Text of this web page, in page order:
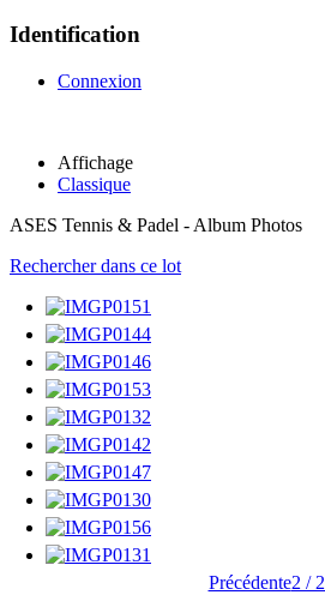
Identification
Connexion
Affichage
Classique
ASES Tennis & Padel - Album Photos
Rechercher dans ce lot
Précédente2 / 2